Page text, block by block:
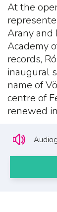
At the
Arany and
Academy
records,
inaugural
name of
centre of
renewed